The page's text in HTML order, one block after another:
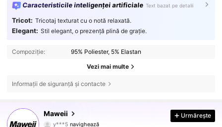
Caracteristicile inteligenței artificiale Text bazat pe detalii
Tricot: Tricotaj texturat cu o notă relaxată.
Elegant: Stil elegant, o prezență plină de grație.
Compoziție: 95% Poliester, 5% Elastan
Vezi mai multe
Informații de siguranță și contacte
Maweii
y***5
navighează
350K Urmăritori
Urmărește